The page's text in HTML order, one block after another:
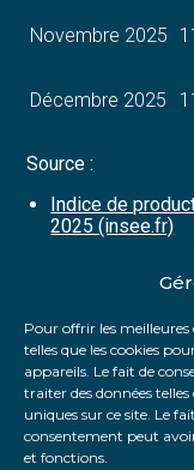
Pour offrir les meilleures
telles que les cookies
appareils. Le fait de
traiter des données
uniques sur ce site. Le
consentement peut
et fonctions.
Novembre 2025
Décembre 2025
Source :
Indice de
2025 (insee.fr)
FaceBook
Twitter